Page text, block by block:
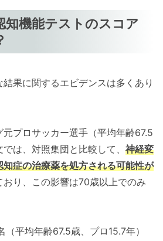
知機能テストのスコア
果に関するエビデンスは多くあり
プロサッカー選手（平均年齢67.5
は、対照集団と比較して、 神経変
症の治療薬を処方される可能性が
おり、この影響は70歳以上でのみ
平均年齢67.5歳、プロ15.7年）